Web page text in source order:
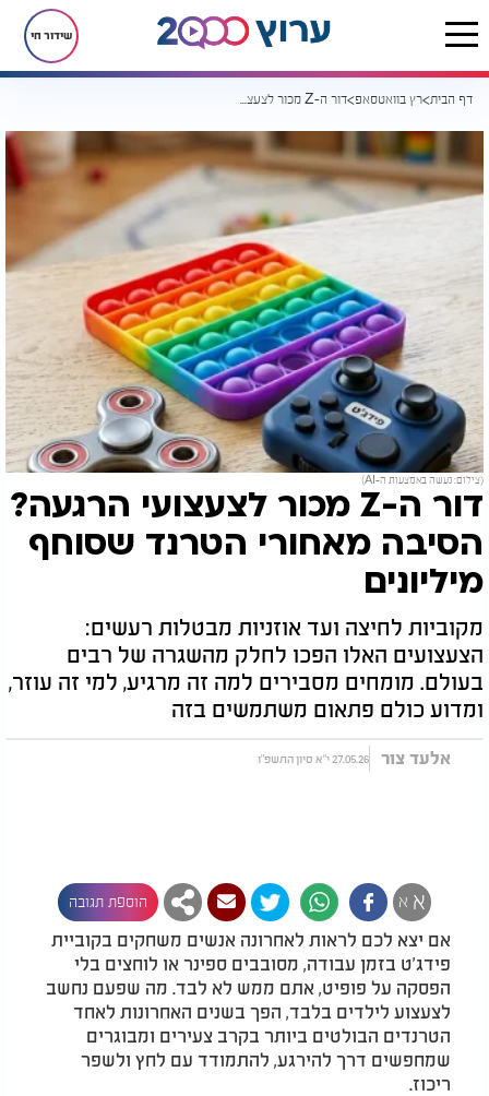
שידור חי
דף הבית רץ בוואטסאפ דור ה-Z מכור לצעצועי הרגעה? הסיבה מאחורי הטרנד שסוחף מיליונים
(צילום: נעשה באמצעות ה-AI)
דור ה-Z מכור לצעצועי הרגעה?
הסיבה מאחורי הטרנד שסוחף
מיליונים
מקוביות לחיצה ועד אוזניות מבטלות רעשים:
הצעצועים האלו הפכו לחלק מהשגרה של רבים
בעולם. מומחים מסבירים למה זה מרגיע, למי זה עוזר,
ומדוע כולם פתאום משתמשים בזה
אלעד צור 27.05.26 י"א סיון התשפ"ו
א א הוספת תגובה
אם יצא לכם לראות לאחרונה אנשים משחקים בקוביית
פידג'ט בזמן עבודה, מסובבים ספינר או לוחצים בלי
הפסקה על פופיט, אתם ממש לא לבד. מה שפעם נחשב
לצעצוע לילדים בלבד, הפך בשנים האחרונות לאחד
הטרנדים הבולטים ביותר בקרב צעירים ומבוגרים
שמחפשים דרך להירגע, להתמודד עם לחץ ולשפר
ריכוז.